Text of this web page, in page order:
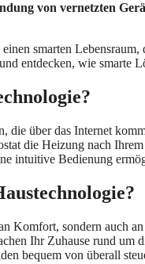
von vernetzten
smarten
entdecken, wie smarte
die über das Internet
die Heizung nach
intuitive Bedienung
Komfort, sondern auch
Ihr Zuhause rund
bequem von überall